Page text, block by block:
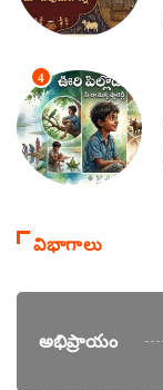
4
విభాగాలు
అభిప్రాయం